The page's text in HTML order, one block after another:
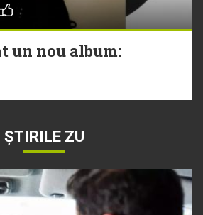
un nou album:
ȘTIRILE ZU